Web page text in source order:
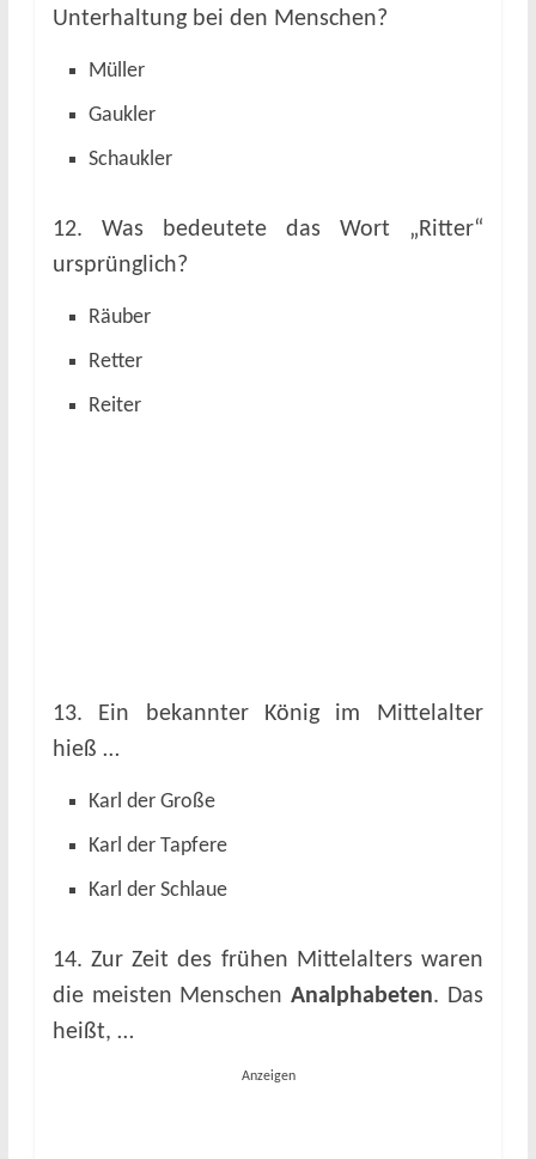
Unterhaltung bei den Menschen?
Müller
Gaukler
Schaukler
12. Was bedeutete das Wort „Ritter“
ursprünglich?
Räuber
Retter
Reiter
13. Ein bekannter König im Mittelalter
hieß …
Karl der Große
Karl der Tapfere
Karl der Schlaue
14. Zur Zeit des frühen Mittelalters waren
die meisten MenschenAnalphabeten. Das
heißt, …
Anzeigen